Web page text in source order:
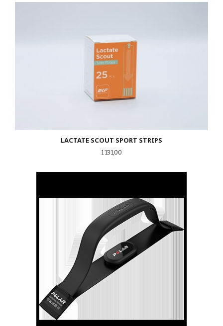
LACTATE SCOUT SPORT STRIPS
Pris
1 131,00